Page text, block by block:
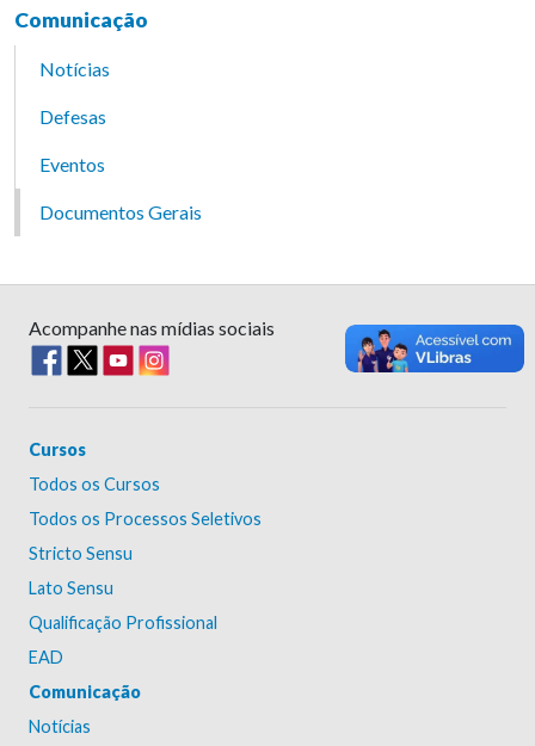
Comunicação
Notícias
Defesas
Eventos
Documentos Gerais
Acompanhe nas mídias sociais
Cursos
Todos os Cursos
Todos os Processos Seletivos
Stricto Sensu
Lato Sensu
Qualificação Profissional
EAD
Comunicação
Notícias